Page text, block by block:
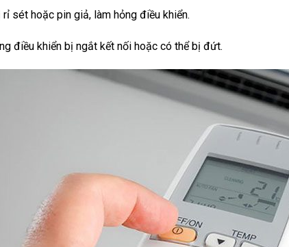
sét hoặc pin giả, làm hỏng điều khiển.
điều khiển bị ngắt kết nối hoặc có thể bị đứt.